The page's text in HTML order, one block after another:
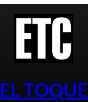
EL TOQUE